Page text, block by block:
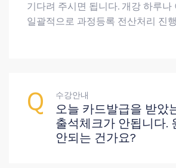
기다려 주시면 됩니다. 개강 하루나
일괄적으로 과정등록 전산처리 진
수강안내
오늘 카드발급을 받았
출석체크가 안됩니다.
안되는 건가요?